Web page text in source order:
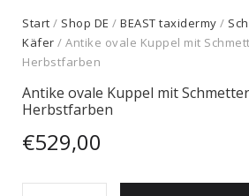
Start / Shop DE / BEAST taxidermy /
Käfer / Antike ovale Kuppel mit
Herbstfarben
Antike ovale Kuppel mit
Herbstfarben
€529,00